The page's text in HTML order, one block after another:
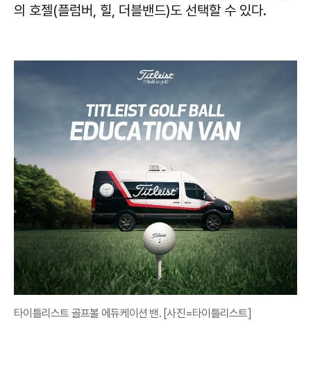
의 호젤(플럼버, 힐, 더블밴드)도 선택할 수 있다.
타이틀리스트 골프볼 에듀케이션 밴. [사진=타이틀리스트]